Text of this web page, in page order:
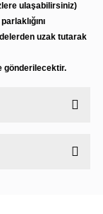
ulaşabilirsiniz)
uzak tutarak
gönderilecektir.